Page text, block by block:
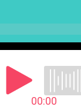
00:00